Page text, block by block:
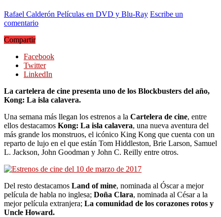
Rafael Calderón Películas en DVD y Blu-Ray Escribe un
comentario
Compartir
Facebook
Twitter
LinkedIn
La cartelera de cine presenta uno de los Blockbusters del año,
Kong: La isla calavera.
Una semana más llegan los estrenos a la Cartelera de cine, entre
ellos destacamos Kong: La isla calavera, una nueva aventura del
más grande los monstruos, el icónico King Kong que cuenta con un
reparto de lujo en el que están Tom Hiddleston, Brie Larson, Samuel
L. Jackson, John Goodman y John C. Reilly entre otros.
Del resto destacamos Land of mine, nominada al Óscar a mejor
película de habla no inglesa; Doña Clara, nominada al César a la
mejor película extranjera; La comunidad de los corazones rotos y
Uncle Howard.